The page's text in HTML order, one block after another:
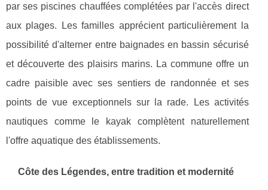
par ses piscines chauffées complétées par l'accès direct
aux plages. Les familles apprécient particulièrement la
possibilité d'alterner entre baignades en bassin sécurisé
et découverte des plaisirs marins. La commune offre un
cadre paisible avec ses sentiers de randonnée et ses
points de vue exceptionnels sur la rade. Les activités
nautiques comme le kayak complètent naturellement
l'offre aquatique des établissements.
Côte des Légendes, entre tradition et modernité